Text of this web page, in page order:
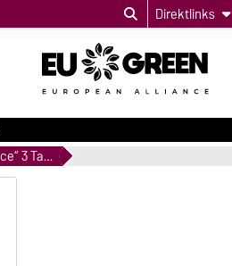
Direktlinks
25.-27.09.2025 - ExploreScience“ 3 Tage voller Forschergeist, Neugier und Begeisterung für MINT